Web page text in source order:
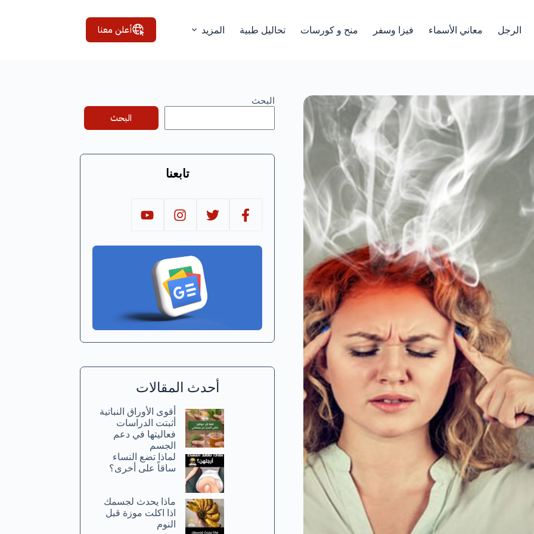
الرجل معاني الأسماء فيزا وسفر منح و كورسات تحاليل طبية المزيد أعلن معنا
البحث
البحث
تابعنا
أحدث المقالات
أقوى الأوراق النباتية
أثبتت الدراسات
فعاليتها في دعم
الجسم
لماذا تضع النساء
ساقاً على أخرى؟
ماذا يحدث لجسمك
اذا اكلت موزة قبل
النوم